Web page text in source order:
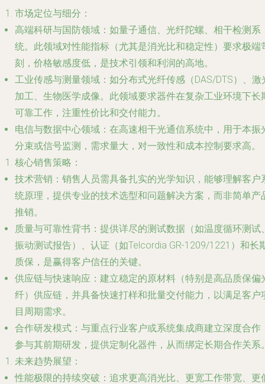
市场定位与细分 ：
高端科研与国防领域 ：如量子通信、光纤陀螺、相干检测系
统。此领域对性能指标（尤其是消光比和稳定性）要求极端
刻，价格敏感度低，是技术引领和利润的高地。
工业传感与测量领域 ：如分布式光纤传感（DAS/DTS）、激
加工、生物医学成像。此领域要求器件在复杂工业环境下长
可靠工作，注重性价比和交付能力。
电信与数据中心领域 ：在高速相干光通信系统中，用于本振
分束或信号监测，需求量大，对一致性和成本控制要求高。
核心销售策略 ：
技术营销 ：销售人员需具备扎实的光学知识，能够理解客户
统原理，提供专业的技术选型和问题解决方案，而非简单产
推销。
质量与可靠性背书 ：提供详尽的测试数据（如温度循环测试
振动测试报告）、认证（如Telcordia GR-1209/1221）和长
质保，是赢得客户信任的关键。
供应链与快速响应 ：建立稳定的原材料（特别是高品质保偏
纤）供应链，并具备快速打样和批量交付能力，以满足客户
目周期需求。
合作研发模式 ：与重点行业客户或系统集成商建立深度合作
参与其前期研发，提供定制化器件，从而绑定长期合作关系
未来趋势展望 ：
性能极限的持续突破 ：追求更高消光比、更宽工作带宽、更